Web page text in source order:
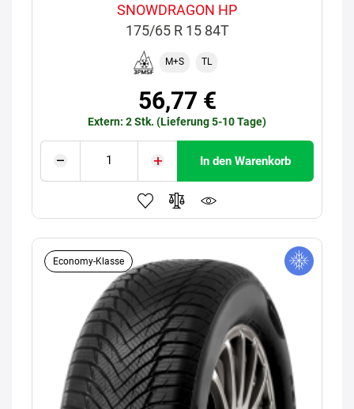
SNOWDRAGON HP
175/65 R 15 84T
M+S TL
56,77 €
Extern: 2 Stk. (Lieferung 5-10 Tage)
In den Warenkorb
Economy-Klasse